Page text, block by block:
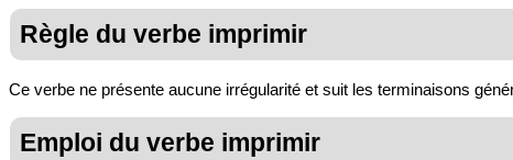
Règle du verbe imprimir
Ce verbe ne présente aucune irrégularité et suit les terminaisons
Emploi du verbe imprimir